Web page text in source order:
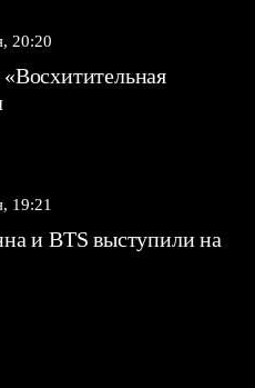
20:20
19:21
и BTS выступили на